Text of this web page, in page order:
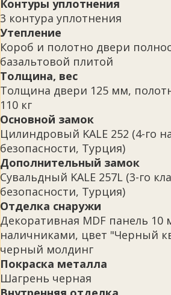
Контуры уплотнения
3 контура уплотнения
Утепление
Короб и полотно двери
базальтовой плитой
Толщина, вес
Толщина двери 125 мм,
110 кг
Основной замок
Цилиндровый KALE 252 (4-го
безопасности, Турция)
Дополнительный замок
Сувальдный KALE 257L (3-го
безопасности, Турция)
Отделка снаружи
Декоративная MDF панель 10
наличниками, цвет "Черный
черный молдинг
Покраска металла
Шагрень черная